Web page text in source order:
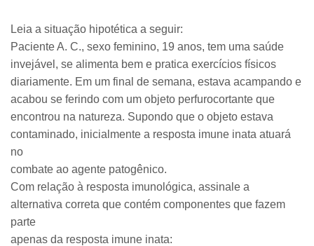
Leia a situação hipotética a seguir:
Paciente A. C., sexo feminino, 19 anos, tem uma saúde
invejável, se alimenta bem e pratica exercícios físicos
diariamente. Em um final de semana, estava acampando e
acabou se ferindo com um objeto perfurocortante que
encontrou na natureza. Supondo que o objeto estava
contaminado, inicialmente a resposta imune inata atuará
no
combate ao agente patogênico.
Com relação à resposta imunológica, assinale a
alternativa correta que contém componentes que fazem
parte
apenas da resposta imune inata: